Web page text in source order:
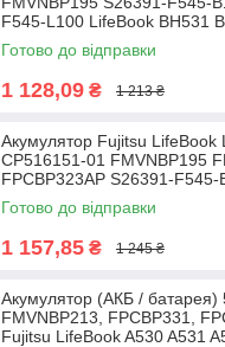
F545-L100 LifeBook BH531
Готово до відправки
1 128,09 ₴ 1 213 ₴
Акумулятор Fujitsu LifeBook
CP516151-01 FMVNBP195
FPCBP323AP S26391-F545-
Готово до відправки
1 157,85 ₴ 1 245 ₴
Акумулятор (АКБ / батарея)
FMVNBP213, FPCBP331,
Fujitsu LifeBook A530 A531